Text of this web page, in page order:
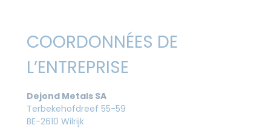
COORDONNÉES DE
L’ENTREPRISE
Dejond Metals SA
Terbekehofdreef 55-59
BE-2610 Wilrijk